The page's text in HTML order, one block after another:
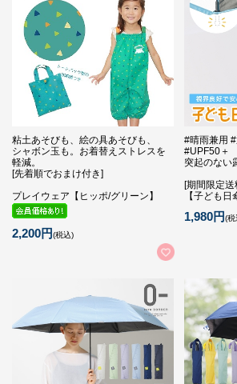
粘土あそびも、絵の具あそびも、
シャボン玉も。お着替えストレスを
軽減。
[先着順でおまけ付き]
プレイウェア【ヒッポ/グリーン】
2,200円(税込)
#晴雨兼用
#UPF50＋
突起のない
[期間限定
【子ども日
1,980円(税